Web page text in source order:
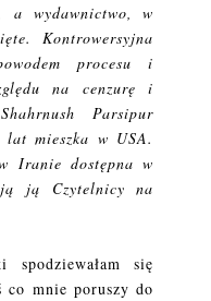
a wydawnictwo, w
Kontrowersyjna
procesu i
na cenzurę i
Parsipur
mieszka w USA.
Iranie dostępna w
ją Czytelnicy na
się
co mnie poruszy do